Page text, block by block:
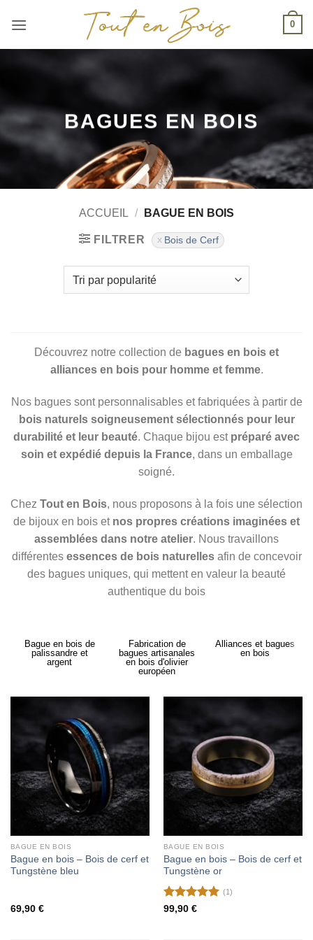
0
BAGUES EN BOIS
ACCUEIL / BAGUE EN BOIS
FILTRER Bois de Cerf
Découvrez notre collection de bagues en bois et
alliances en bois pour homme et femme.
Nos bagues sont personnalisables et fabriquées à partir de
bois naturels soigneusement sélectionnés pour leur
durabilité et leur beauté. Chaque bijou est préparé avec
soin et expédié depuis la France, dans un emballage
soigné.
Chez Tout en Bois, nous proposons à la fois une sélection
de bijoux en bois et nos propres créations imaginées et
assemblées dans notre atelier. Nous travaillons
différentes essences de bois naturellesafin de concevoir
des bagues uniques, qui mettent en valeur la beauté
authentique du bois
Bague en bois de
palissandre et
argent
Fabrication de
bagues artisanales
en bois d'olivier
européen
Alliances et bagues
en bois
BAGUE EN BOIS
Bague en bois – Bois de cerf et
Tungstène bleu
69,90 €
BAGUE EN BOIS
Bague en bois – Bois de cerf et
Tungstène or
Note 5sur
(1)
99,90 €